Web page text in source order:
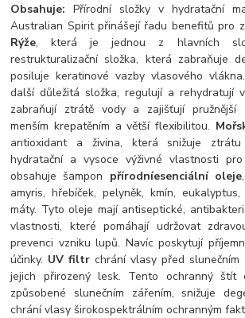
Obsahuje:Přírodní složky v hydratační
Australian Spirit přinášejí řadu benefitů pro
Rýže, která je jednou z hlavních
restrukturalizační složka, která zabraňuje
posiluje keratinové vazby vlasového vlákna.
další důležitá složka, regulují a rehydratují
zabraňují ztrátě vody a zajišťují
menším krepatěním a větší flexibilitou.
antioxidant a živina, která snižuje
hydratační a vysoce výživné vlastnosti
obsahuje šampon přírodníesenciální oleje
amyris, hřebíček, pelyněk, kmín,
máty. Tyto oleje mají antiseptické,
vlastnosti, které pomáhají udržovat
prevenci vzniku lupů. Navíc poskytují
účinky. UV filtr chrání vlasy před slunečním
jejich přirozený lesk. Tento ochranný štít
způsobené slunečním zářením, snižuje
chrání vlasy širokospektrálním ochranným